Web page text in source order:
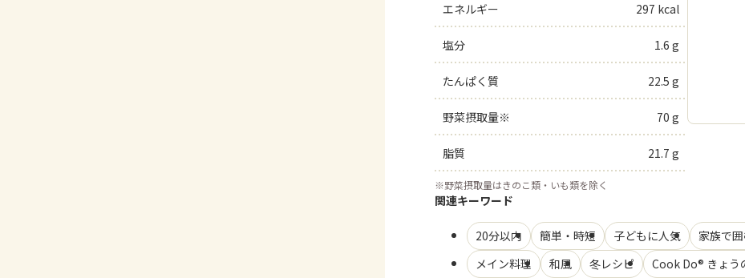
エネルギー
297 kcal
塩分 1.6 g
たんぱく質 22.5 g
野菜摂取量※ 70 g
脂質 21.7 g
※野菜摂取量はきのこ類・いも類を除く
関連キーワード
20分以内 簡単・時短 子どもに人気 家族で
メイン料理
和風 冬レシピ Cook Do® きょう